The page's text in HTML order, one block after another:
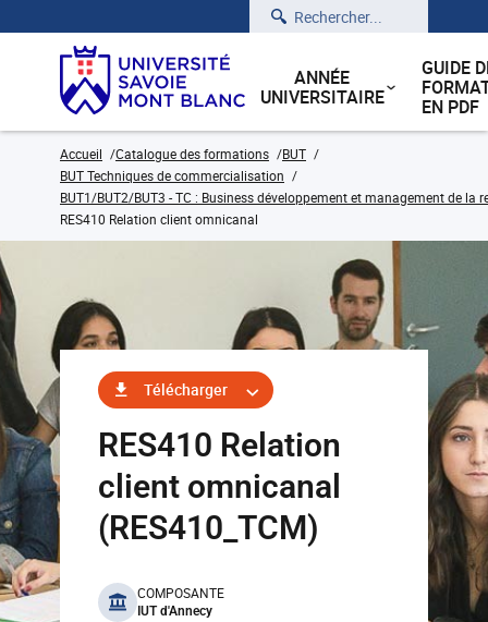
Rechercher
ANNÉE
UNIVERSITAIRE
GUIDE
EN PDF
Accueil Catalogue des formations
BUT
BUT Techniques de commercialisation
BUT1/BUT2/BUT3 - TC : Business développement et management de
RES410 Relation client omnicanal
Télécharger
RES410 Relation
client omnicanal
(RES410_TCM)
benefits
COMPOSANTE
IUT d'Annecy